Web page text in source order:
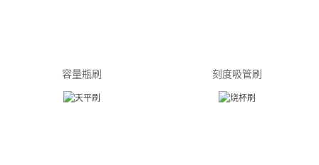
容量瓶刷 刻度吸管刷